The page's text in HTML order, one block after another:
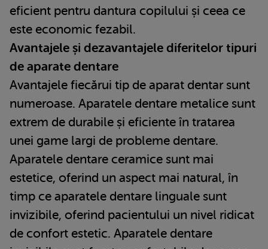
eficient pentru dantura copilului și ceea ce
este economic fezabil.
Avantajele și dezavantajele diferitelor tipuri
de aparate dentare
Avantajele fiecărui tip de aparat dentar sunt
numeroase. Aparatele dentare metalice sunt
extrem de durabile și eficiente în tratarea
unei game largi de probleme dentare.
Aparatele dentare ceramice sunt mai
estetice, oferind un aspect mai natural, în
timp ce aparatele dentare linguale sunt
invizibile, oferind pacientului un nivel ridicat
de confort estetic. Aparatele dentare